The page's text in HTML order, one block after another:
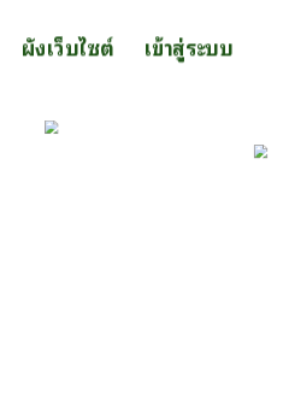
ผังเว็บไซต์ เข้าสู่ระบบ